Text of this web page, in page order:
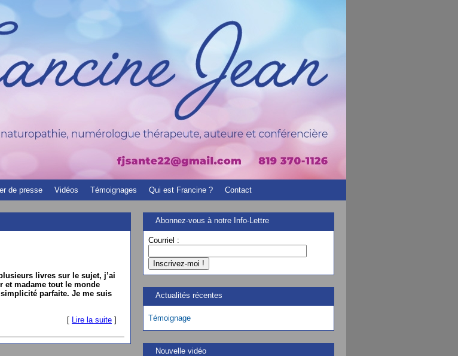
de presse Vidéos Témoignages Qui est Francine ? Contact
livres sur le sujet, j’ai
et madame tout le monde
parfaite. Je me suis
[ Lire la suite ]
Abonnez-vous à notre Info-Lettre
Courriel :
Actualités récentes
Témoignage
Nouvelle vidéo